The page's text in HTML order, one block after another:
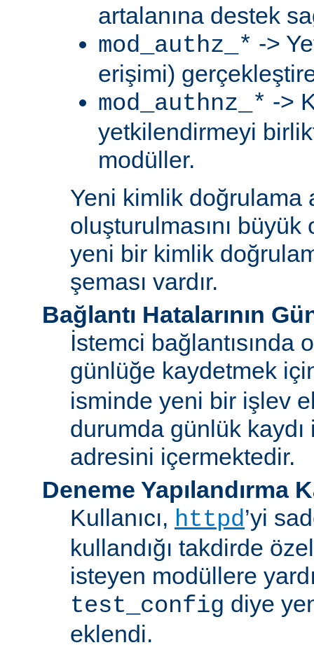
artalanına destek
mod_authz_* ->
erişimi)
mod_authnz_* ->
yetkilendirmeyi
modüller.
Yeni kimlik doğrulama
oluşturulmasını
yeni bir kimlik
şeması vardır.
Bağlantı Hatalarının
İstemci bağlantısında
günlüğe kaydetmek
isminde yeni bir işlev
durumda günlük
adresini içermektedir.
Deneme Yapılandırma
Kullanıcı, httpd’yi
kullandığı takdirde
isteyen modüllere
test_config diye
eklendi.